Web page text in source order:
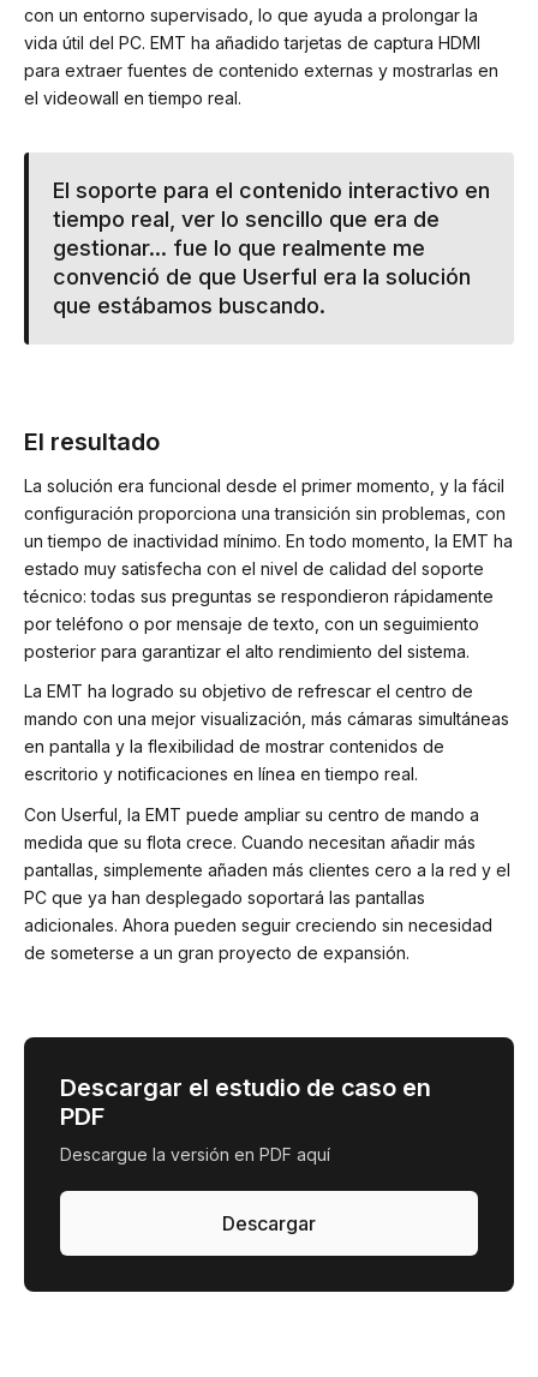
con un entorno supervisado, lo que ayuda a prolongar la
vida útil del PC. EMT ha añadido tarjetas de captura HDMI
para extraer fuentes de contenido externas y mostrarlas en
el videowall en tiempo real.
El soporte para el contenido interactivo en
tiempo real, ver lo sencillo que era de
gestionar... fue lo que realmente me
convenció de que Userful era la solución
que estábamos buscando.
El resultado
La solución era funcional desde el primer momento, y la fácil
configuración proporciona una transición sin problemas, con
un tiempo de inactividad mínimo. En todo momento, la EMT ha
estado muy satisfecha con el nivel de calidad del soporte
técnico: todas sus preguntas se respondieron rápidamente
por teléfono o por mensaje de texto, con un seguimiento
posterior para garantizar el alto rendimiento del sistema.
La EMT ha logrado su objetivo de refrescar el centro de
mando con una mejor visualización, más cámaras simultáneas
en pantalla y la flexibilidad de mostrar contenidos de
escritorio y notificaciones en línea en tiempo real.
Con Userful, la EMT puede ampliar su centro de mando a
medida que su flota crece. Cuando necesitan añadir más
pantallas, simplemente añaden más clientes cero a la red y el
PC que ya han desplegado soportará las pantallas
adicionales. Ahora pueden seguir creciendo sin necesidad
de someterse a un gran proyecto de expansión.
Descargar el estudio de caso en
PDF
Descargue la versión en PDF aquí
Descargar